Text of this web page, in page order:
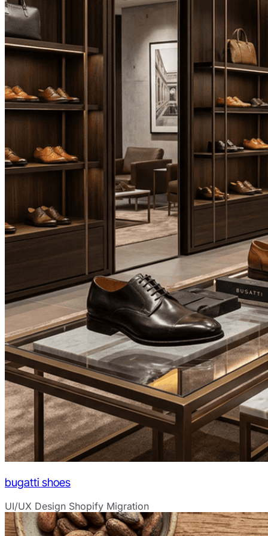
bugatti shoes
UI/UX Design Shopify Migration